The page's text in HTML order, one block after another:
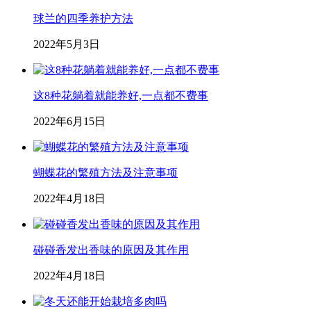
球兰的四季养护方法
2022年5月3日
这8种花躺着就能养好,一点都不费事
2022年6月15日
蝴蝶花的繁殖方法及注意事项
2022年4月18日
碰碰香发出香味的原因及其作用
2022年4月18日